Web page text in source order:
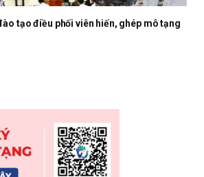
tạo điều phối viên hiến, ghép mô tạng